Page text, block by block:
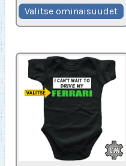
Valitse ominaisuudet